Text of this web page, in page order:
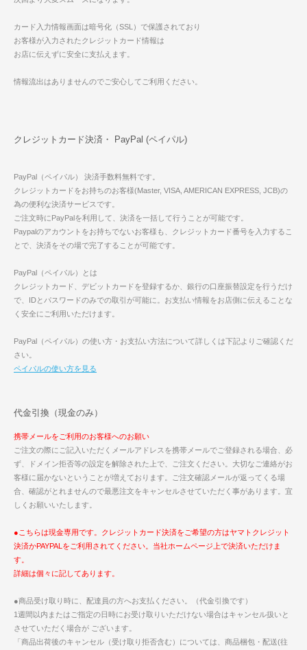
カード入力情報画面は暗号化（SSL）で保護されており
お客様が入力されたクレジットカード情報は
お店に伝えずに安全に支払えます。
情報流出はありませんのでご安心してご利用ください。
クレジットカード決済・ PayPal (ペイパル)
PayPal（ペイパル） 決済手数料無料です。
クレジットカードをお持ちのお客様(Master, VISA, AMERICAN EXPRESS, JCB)の
為の便利な決済サービスです。
ご注文時にPayPalを利用して、決済を一括して行うことが可能です。
Paypalのアカウントをお持ちでないお客様も、クレジットカード番号を入力するこ
とで、決済をその場で完了することが可能です。
PayPal（ペイパル）とは
クレジットカード、デビットカードを登録するか、銀行の口座振替設定を行うだけ
で、IDとパスワードのみでの取引が可能に。お支払い情報をお店側に伝えることな
く安全にご利用いただけます。
PayPal（ペイパル）の使い方・お支払い方法について詳しくは下記よりご確認くだ
さい。
ペイパルの使い方を見る
代金引換（現金のみ）
携帯メールをご利用のお客様へのお願い
ご注文の際にご記入いただくメールアドレスを携帯メールでご登録される場合、必
ず、ドメイン拒否等の設定を解除された上で、ご注文ください。大切なご連絡がお
客様に届かないということが増えております。ご注文確認メールが返ってくる場
合、確認がとれませんので最悪注文をキャンセルさせていただく事があります。宜
しくお願いいたします。
●こちらは現金専用です。クレジットカード決済をご希望の方はヤマトクレジット
決済かPAYPALをご利用されてください。当社ホームページ上で決済いただけま
す。
詳細は個々に記してあります。
●商品受け取り時に、配達員の方へお支払ください。（代金引換です）
1週間以内またはご指定の日時にお受け取りいただけない場合はキャンセル扱いと
させていただく場合が ございます。
「商品出荷後のキャンセル（受け取り拒否含む）については、商品梱包・配送(往